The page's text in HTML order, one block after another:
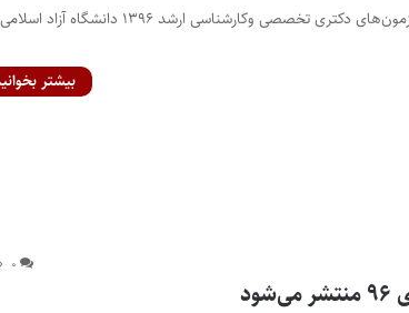
مهلت ثبت نام در مرحله تکمیل‌ظرفیت آزمون‌های دکتری تخصصی وکارشناسی ارشد ۱۳۹۶
بیشتر
۰